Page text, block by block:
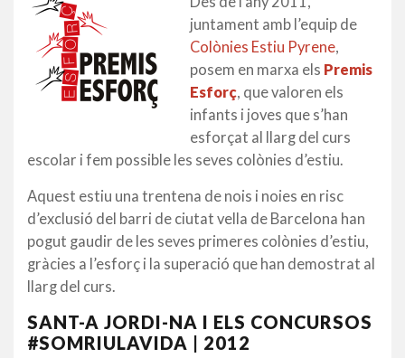
juntament amb l’equip de
Colònies Estiu Pyrene,
posem en marxa els Premis
Esforç, que valoren els
infants i joves que s’han
esforçat al llarg del curs
escolar i fem possible les seves colònies d’estiu.
Aquest estiu una trentena de nois i noies en risc
d’exclusió del barri de ciutat vella de Barcelona han
pogut gaudir de les seves primeres colònies d’estiu,
gràcies a l’esforç i la superació que han demostrat al
llarg del curs.
SANT-A JORDI-NA I ELS CONCURSOS
#SOMRIULAVIDA | 2012